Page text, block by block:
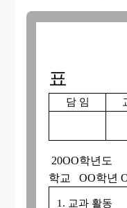
담 임
학교 OO학년
1. 교과 활동